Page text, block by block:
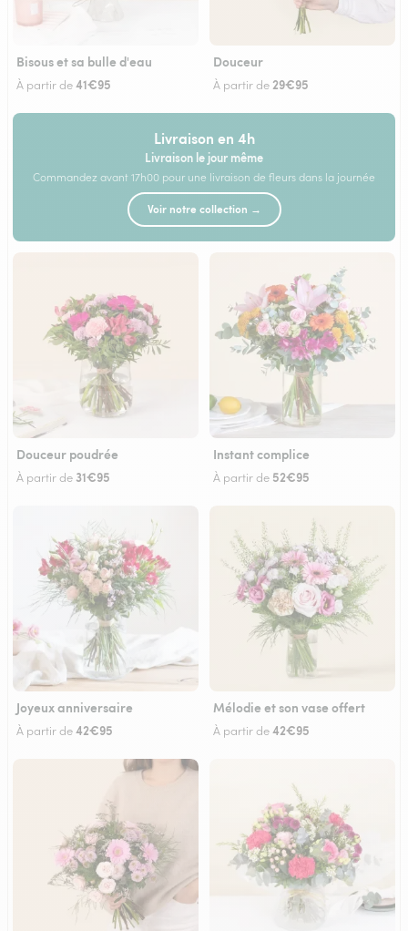
Bisous et sa bulle d'eau
À partir de41€95
Douceur
À partir de 29€95
Livraison en 4h
Livraison le jour même
Commandez avant 17h00 pour une livraison de fleurs dans la journée
Voir notre collection →
Douceur poudrée
À partir de 31€95
Instant complice
À partir de 52€95
Joyeux anniversaire
À partir de42€95
Mélodie et son vase offert
À partir de42€95